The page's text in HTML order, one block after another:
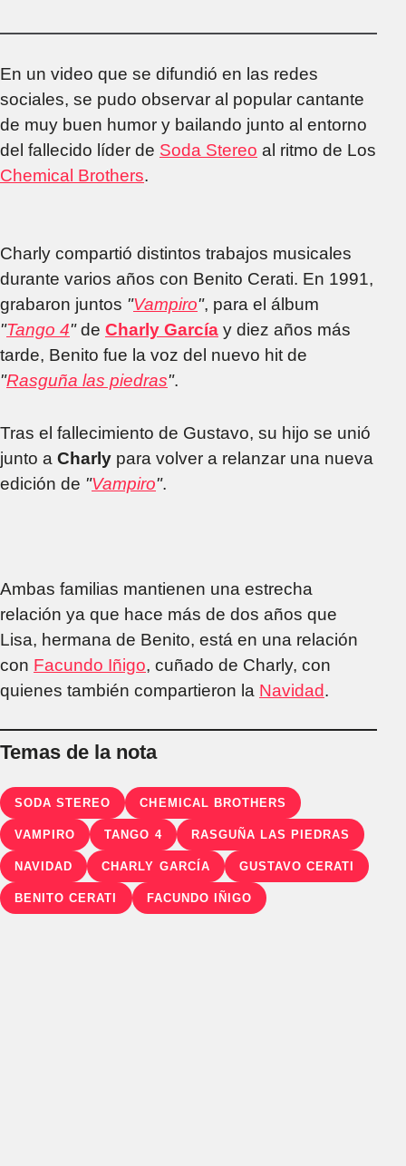
sus hijos menores: la
escalofriante historia
de Laura Schonwand
En un video que se difundió en las redes
sociales, se pudo observar al popular cantante
de muy buen humor y bailando junto al entorno
del fallecido líder de Soda Stereo al ritmo de Los
Chemical Brothers.
Charly compartió distintos trabajos musicales
durante varios años con Benito Cerati. En 1991,
grabaron juntos "Vampiro", para el álbum
"Tango 4"de Charly García y diez años más
tarde, Benito fue la voz del nuevo hit de
"Rasguña las piedras".
Tras el fallecimiento de Gustavo, su hijo se unió
junto a Charly para volver a relanzar una nueva
edición de "Vampiro".
Ambas familias mantienen una estrecha
relación ya que hace más de dos años que
Lisa, hermana de Benito, está en una relación
con Facundo Iñigo, cuñado de Charly, con
quienes también compartieron la Navidad.
Temas de la nota
SODA STEREO CHEMICAL BROTHERS
VAMPIRO TANGO 4 RASGUÑA LAS PIEDRAS
NAVIDAD CHARLY GARCÍA GUSTAVO CERATI
BENITO CERATI FACUNDO IÑIGO